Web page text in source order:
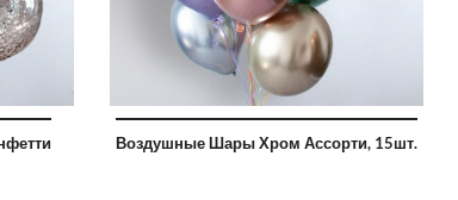
Воздушные Шары Хром Ассорти, 15шт.